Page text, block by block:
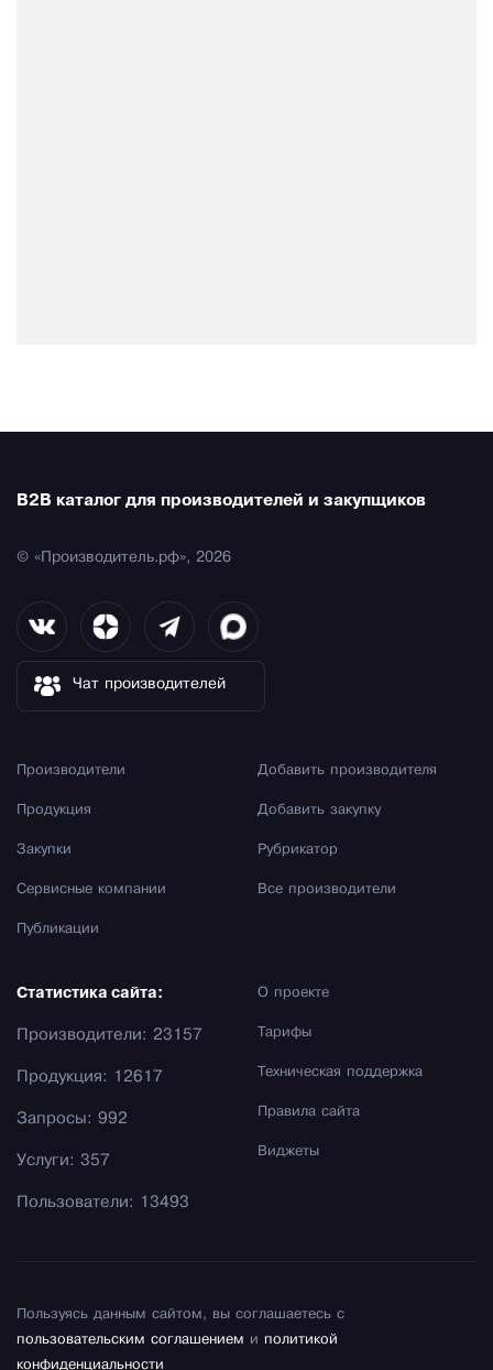
B2B каталог для производителей и закупщиков
© «Производитель.рф», 2026
Чат производителей
Производители
Продукция
Закупки
Сервисные компании
Публикации
Добавить производителя
Добавить закупку
Рубрикатор
Все производители
О проекте
Тарифы
Техническая поддержка
Правила сайта
Виджеты
Статистика сайта:
Производители: 23157
Продукция: 12617
Запросы: 992
Услуги: 357
Пользователи: 13493
Пользуясь данным сайтом, вы соглашаетесь с
пользовательским соглашением и политикой
конфиденциальности